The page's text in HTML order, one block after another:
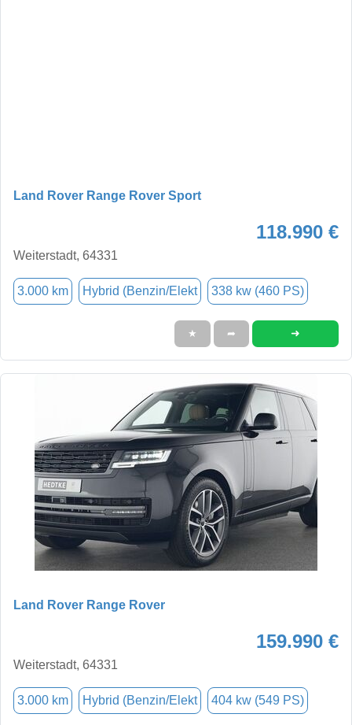
Land Rover Range Rover Sport
118.990 €
Weiterstadt, 64331
3.000 km Hybrid (Benzin/Elekt 338 kw (460 PS)
★ ➦ ➜
Land Rover Range Rover
159.990 €
Weiterstadt, 64331
3.000 km Hybrid (Benzin/Elekt 404 kw (549 PS)